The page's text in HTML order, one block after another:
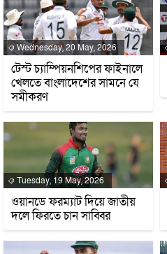
Wednesday, 20 May, 2026
টেস্ট চ্যাম্পিয়নশিপের ফাইনালে
খেলতে বাংলাদেশের সামনে যে
সমীকরণ
Tuesday, 19 May, 2026
ওয়ানডে ফরম্যাট দিয়ে জাতীয়
দলে ফিরতে চান সাব্বির